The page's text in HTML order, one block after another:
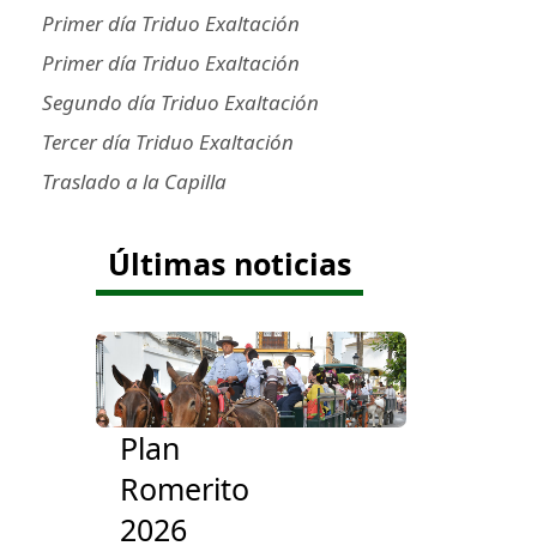
Primer día Triduo Exaltación
Primer día Triduo Exaltación
Segundo día Triduo Exaltación
Tercer día Triduo Exaltación
Traslado a la Capilla
Últimas noticias
Plan
Romerito
2026